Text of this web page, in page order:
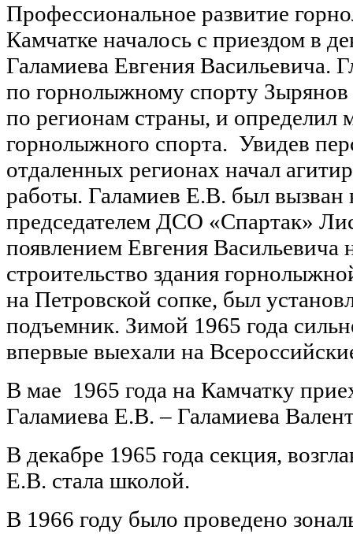
Профессиональное развитие
Камчатке началось с приездом в
Галамиева Евгения Васильевича.
по горнолыжному спорту Зырянов
по регионам страны, и определил
горнолыжного спорта. Увидев
отдаленных регионах начал
работы. Галамиев Е.В. был вызван
председателем ДСО «Спартак»
появлением Евгения Васильевича
строительство здания
на Петровской сопке, был
подъемник. Зимой 1965 года
впервые выехали на
В мае 1965 года на Камчатку
Галамиева Е.В. – Галамиева
В декабре 1965 года секция,
Е.В. стала школой.
В 1966 году было проведено